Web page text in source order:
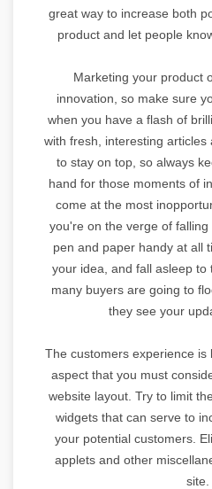
great way to increase both
product and let people
Marketing your product
innovation, so make sure
when you have a flash of
with fresh, interesting
to stay on top, so always
hand for those moments of
come at the most
you're on the verge of
pen and paper handy at all
your idea, and fall asleep to
many buyers are going to
they see your
The customers experience
aspect that you must
website layout. Try to limit
widgets that can serve to
your potential customers.
applets and other
site.